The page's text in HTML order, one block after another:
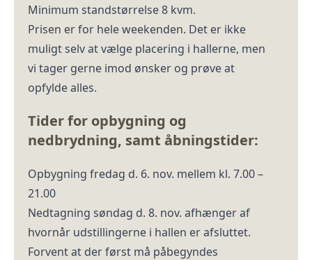
Minimum standstørrelse 8 kvm.
Prisen er for hele weekenden. Det er ikke
muligt selv at vælge placering i hallerne, men
vi tager gerne imod ønsker og prøve at
opfylde alles.
Tider for opbygning og
nedbrydning, samt åbningstider:
Opbygning fredag d. 6. nov. mellem kl. 7.00 –
21.00
Nedtagning søndag d. 8. nov. afhænger af
hvornår udstillingerne i hallen er afsluttet.
Forvent at der først må påbegyndes